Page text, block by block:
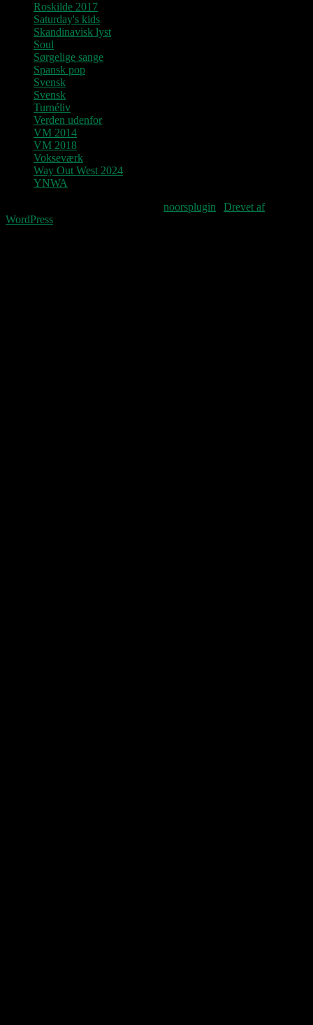
Roskilde 2017
Saturday's kids
Skandinavisk lyst
Soul
Sørgelige sange
Spansk pop
Svensk
Svensk
Turnéliv
Verden udenfor
VM 2014
VM 2018
Vokseværk
Way Out West 2024
YNWA
noorsplugin
Drevet af
WordPress